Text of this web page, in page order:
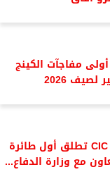
مفاجآت الكينج
2026
هندسة اتصالات CIC تطلق أول طائرة
مع وزارة الدفاع...